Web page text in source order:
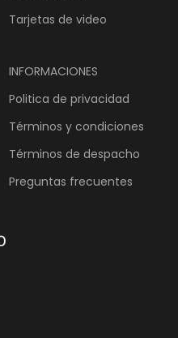
Tarjetas de video
INFORMACIONES
Politica de privacidad
Términos y condiciones
Términos de despacho
Preguntas frecuentes